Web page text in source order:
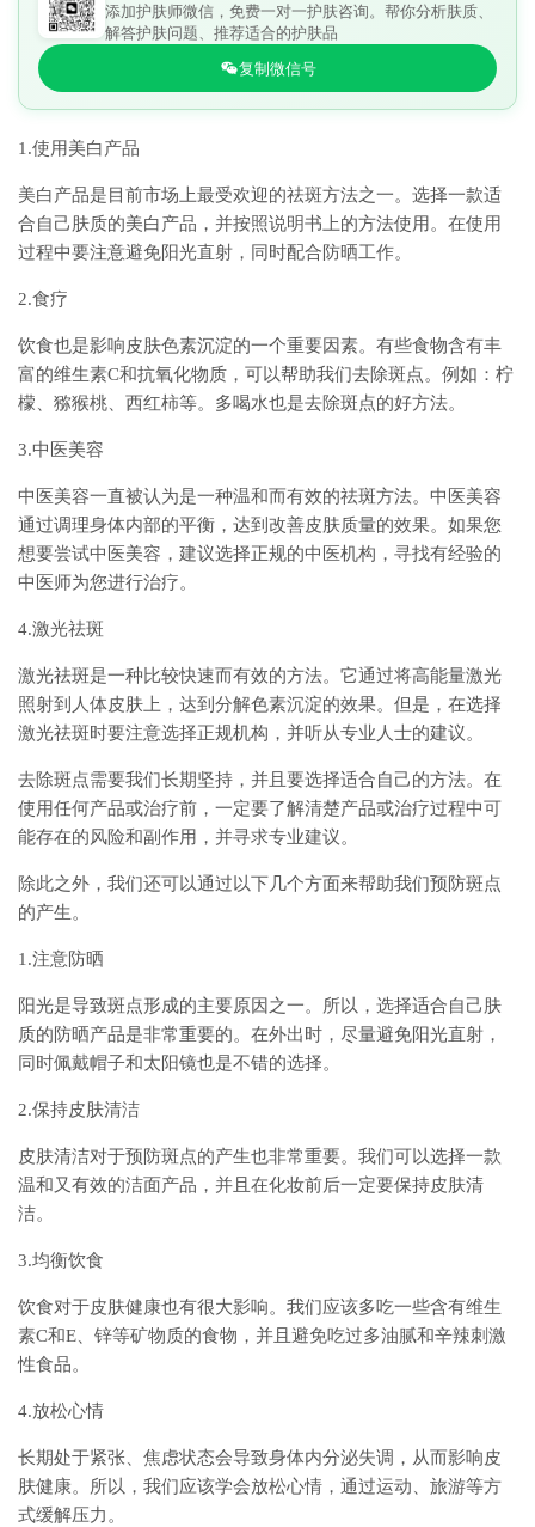
添加护肤师微信，免费一对一护肤咨询。帮你分析肤质、
解答护肤问题、推荐适合的护肤品
复制微信号
1.使用美白产品
美白产品是目前市场上最受欢迎的祛斑方法之一。选择一款适
合自己肤质的美白产品，并按照说明书上的方法使用。在使用
过程中要注意避免阳光直射，同时配合防晒工作。
2.食疗
饮食也是影响皮肤色素沉淀的一个重要因素。有些食物含有丰
富的维生素C和抗氧化物质，可以帮助我们去除斑点。例如：柠
檬、猕猴桃、西红柿等。多喝水也是去除斑点的好方法。
3.中医美容
中医美容一直被认为是一种温和而有效的祛斑方法。中医美容
通过调理身体内部的平衡，达到改善皮肤质量的效果。如果您
想要尝试中医美容，建议选择正规的中医机构，寻找有经验的
中医师为您进行治疗。
4.激光祛斑
激光祛斑是一种比较快速而有效的方法。它通过将高能量激光
照射到人体皮肤上，达到分解色素沉淀的效果。但是，在选择
激光祛斑时要注意选择正规机构，并听从专业人士的建议。
去除斑点需要我们长期坚持，并且要选择适合自己的方法。在
使用任何产品或治疗前，一定要了解清楚产品或治疗过程中可
能存在的风险和副作用，并寻求专业建议。
除此之外，我们还可以通过以下几个方面来帮助我们预防斑点
的产生。
1.注意防晒
阳光是导致斑点形成的主要原因之一。所以，选择适合自己肤
质的防晒产品是非常重要的。在外出时，尽量避免阳光直射，
同时佩戴帽子和太阳镜也是不错的选择。
2.保持皮肤清洁
皮肤清洁对于预防斑点的产生也非常重要。我们可以选择一款
温和又有效的洁面产品，并且在化妆前后一定要保持皮肤清
洁。
3.均衡饮食
饮食对于皮肤健康也有很大影响。我们应该多吃一些含有维生
素C和E、锌等矿物质的食物，并且避免吃过多油腻和辛辣刺激
性食品。
4.放松心情
长期处于紧张、焦虑状态会导致身体内分泌失调，从而影响皮
肤健康。所以，我们应该学会放松心情，通过运动、旅游等方
式缓解压力。